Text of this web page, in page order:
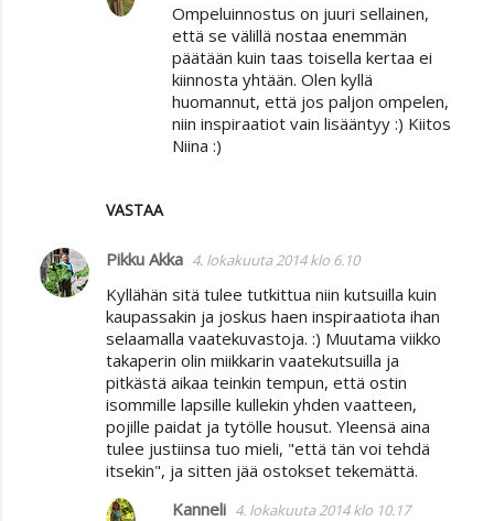
VASTAA
Ompeluinnostus on juuri sellainen,
että se välillä nostaa enemmän
päätään kuin taas toisella kertaa ei
kiinnosta yhtään. Olen kyllä
huomannut, että jos paljon ompelen,
niin inspiraatiot vain lisääntyy :) Kiitos
Niina :)
Pikku Akka 4. lokakuuta 2014 klo 6.10
Kyllähän sitä tulee tutkittua niin kutsuilla kuin
kaupassakin ja joskus haen inspiraatiota ihan
selaamalla vaatekuvastoja. :) Muutama viikko
takaperin olin miikkarin vaatekutsuilla ja
pitkästä aikaa teinkin tempun, että ostin
isommille lapsille kullekin yhden vaatteen,
pojille paidat ja tytölle housut. Yleensä aina
tulee justiinsa tuo mieli, "että tän voi tehdä
itsekin", ja sitten jää ostokset tekemättä.
Kanneli 4. lokakuuta 2014 klo 10.17